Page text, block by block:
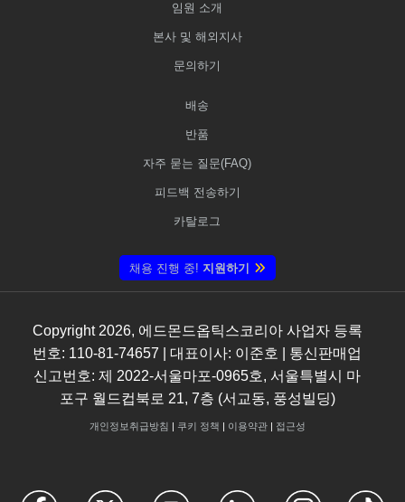
임원 소개
본사 및 해외지사
문의하기
배송
반품
자주 묻는 질문(FAQ)
피드백 전송하기
카탈로그
채용 진행 중! 지원하기
Copyright 2026, 에드몬드옵틱스코리아 사업자 등록
번호: 110-81-74657 | 대표이사: 이준호 | 통신판매업
신고번호: 제 2022-서울마포-0965호, 서울특별시 마
포구 월드컵북로 21, 7층 (서교동, 풍성빌딩)
개인정보취급방침 | 쿠키 정책 | 이용약관| 접근성